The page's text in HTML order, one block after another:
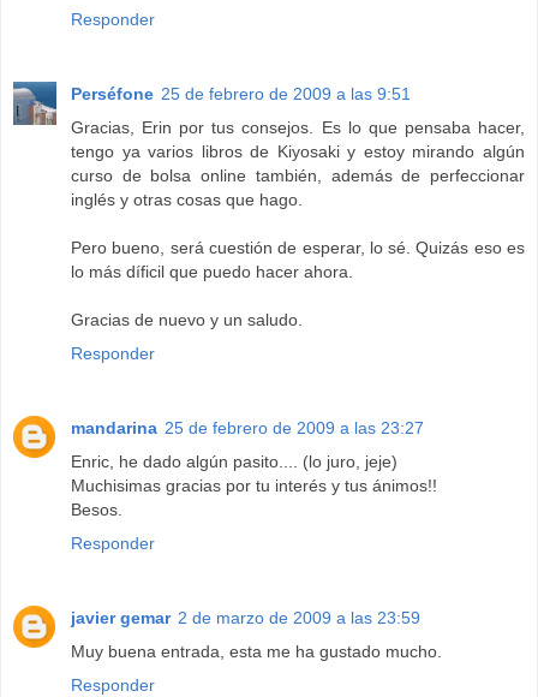
Responder
Perséfone 25 de febrero de 2009 a las 9:51
Gracias, Erin por tus consejos. Es lo que pensaba hacer,
tengo ya varios libros de Kiyosaki y estoy mirando algún
curso de bolsa online también, además de perfeccionar
inglés y otras cosas que hago.
Pero bueno, será cuestión de esperar, lo sé. Quizás eso es
lo más díficil que puedo hacer ahora.
Gracias de nuevo y un saludo.
Responder
mandarina 25 de febrero de 2009 a las 23:27
Enric, he dado algún pasito.... (lo juro, jeje)
Muchisimas gracias por tu interés y tus ánimos!!
Besos.
Responder
javier gemar 2 de marzo de 2009 a las 23:59
Muy buena entrada, esta me ha gustado mucho.
Responder